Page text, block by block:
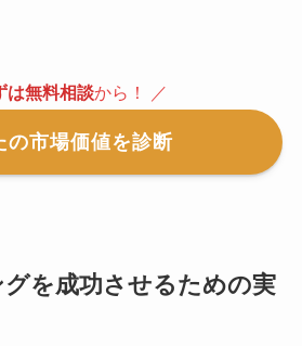
は無料相談から！ ／
の市場価値を診断
を成功させるための実